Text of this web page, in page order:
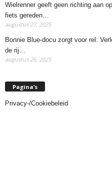
Wielrenner geeft geen richting aan
fiets gereden…
augustus 27, 2025
Bonnie Blue-docu zorgt voor rel:
de rij…
augustus 26, 2025
Pagina’s
Privacy-/Cookiebeleid